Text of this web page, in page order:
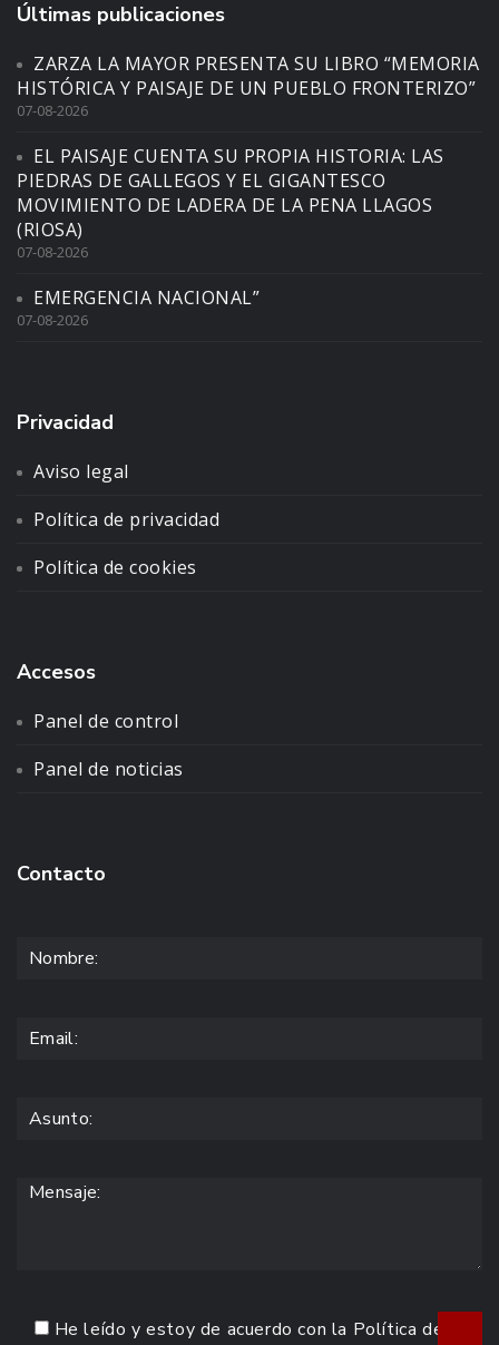
Últimas publicaciones
ZARZA LA MAYOR PRESENTA SU LIBRO “MEMORIA
HISTÓRICA Y PAISAJE DE UN PUEBLO FRONTERIZO”
07-08-2026
EL PAISAJE CUENTA SU PROPIA HISTORIA: LAS
PIEDRAS DE GALLEGOS Y EL GIGANTESCO
MOVIMIENTO DE LADERA DE LA PENA LLAGOS
(RIOSA)
07-08-2026
EMERGENCIA NACIONAL”
07-08-2026
Privacidad
Aviso legal
Política de privacidad
Política de cookies
Accesos
Panel de control
Panel de noticias
Contacto
He leído y estoy de acuerdo con la Política de